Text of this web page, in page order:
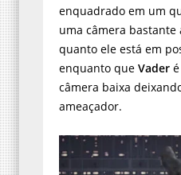
enquadrado em um
uma câmera bastante
quanto ele está em
enquanto que Vader
câmera baixa
ameaçador.